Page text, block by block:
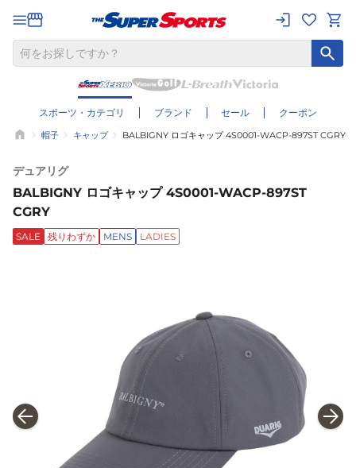
スポーツ・カテゴリ ブランド セール クーポン
帽子 キャップ BALBIGNY ロゴキャップ 4S0001-WACP-897ST CGRY
デュアリグ
BALBIGNY ロゴキャップ 4S0001-WACP-897ST
CGRY
SALE 残りわずか MENS LADIES